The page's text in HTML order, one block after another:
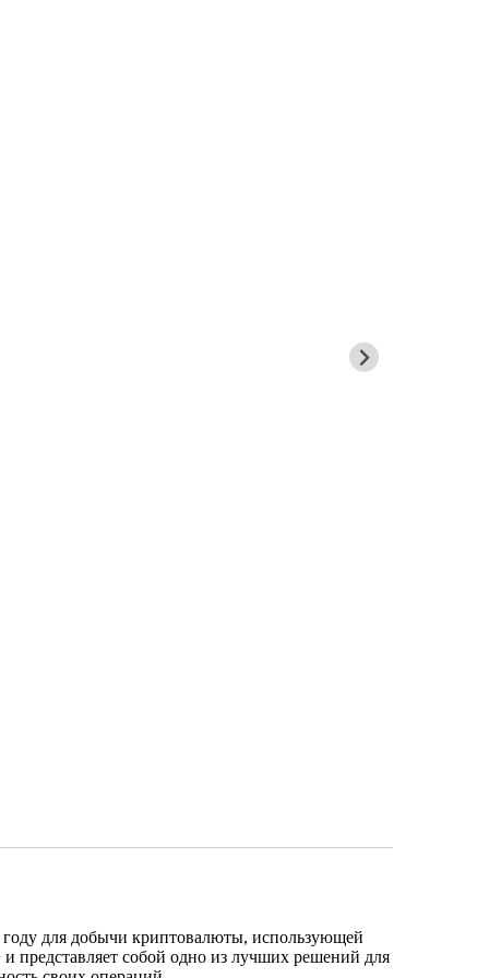
для добычи криптовалюты, использующей
представляет собой одно из лучших решений для